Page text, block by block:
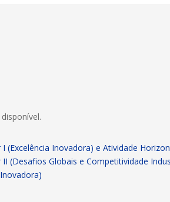
(Excelência Inovadora) e Atividade
(Desafios Globais e Competitividade